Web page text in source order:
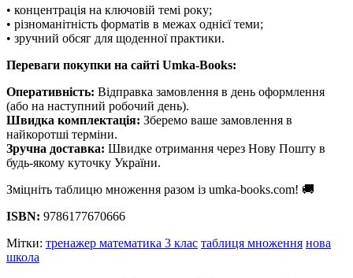
• концентрація на ключовій темі року;
• різноманітність форматів в межах однієї теми;
• зручний обсяг для щоденної практики.
Переваги покупки на сайті Umka-Books:
Оперативність: Відправка замовлення в день оформлення
(або на наступний робочий день).
Швидка комплектація: Зберемо ваше замовлення в
найкоротші терміни.
Зручна доставка: Швидке отримання через Нову Пошту в
будь-якому куточку України.
Зміцніть таблицю множення разом із umka-books.com! 🚚
ISBN: 9786177670666
Мітки: тренажер математика 3 клас таблиця множення нова
школа